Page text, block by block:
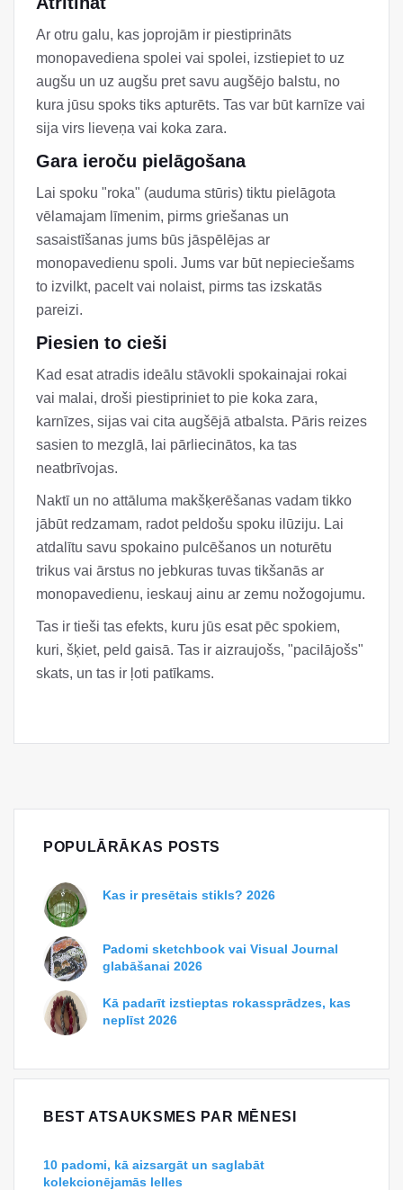
Ar otru galu, kas joprojām ir piestiprināts
monopavediena spolei vai spolei, izstiepiet to uz
augšu un uz augšu pret savu augšējo balstu, no
kura jūsu spoks tiks apturēts. Tas var būt karnīze vai
sija virs lieveņa vai koka zara.
Gara ieroču pielāgošana
Lai spoku "roka" (auduma stūris) tiktu pielāgota
vēlamajam līmenim, pirms griešanas un
sasaistīšanas jums būs jāspēlējas ar
monopavedienu spoli. Jums var būt nepieciešams
to izvilkt, pacelt vai nolaist, pirms tas izskatās
pareizi.
Piesien to cieši
Kad esat atradis ideālu stāvokli spokainajai rokai
vai malai, droši piestipriniet to pie koka zara,
karnīzes, sijas vai cita augšējā atbalsta. Pāris reizes
sasien to mezglā, lai pārliecinātos, ka tas
neatbrīvojas.
Naktī un no attāluma makšķerēšanas vadam tikko
jābūt redzamam, radot peldošu spoku ilūziju. Lai
atdalītu savu spokaino pulcēšanos un noturētu
trikus vai ārstus no jebkuras tuvas tikšanās ar
monopavedienu, ieskauj ainu ar zemu nožogojumu.
Tas ir tieši tas efekts, kuru jūs esat pēc spokiem,
kuri, šķiet, peld gaisā. Tas ir aizraujošs, "pacilājošs"
skats, un tas ir ļoti patīkams.
POPULĀRĀKAS POSTS
Kas ir presētais stikls? 2026
Padomi sketchbook vai Visual Journal
glabāšanai 2026
Kā padarīt izstieptas rokassprādzes, kas
neplīst 2026
BEST ATSAUKSMES PAR MĒNESI
10 padomi, kā aizsargāt un saglabāt
kolekcionējamās lelles